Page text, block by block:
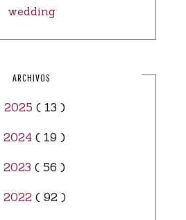
wedding
ARCHIVOS
2025 ( 13 )
2024 ( 19 )
2023 ( 56 )
2022 ( 92 )